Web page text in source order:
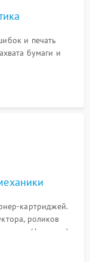
и печать
бумаги и
о замятиях,
при работе.
картриджей.
роликов
в печи (фьюзере).